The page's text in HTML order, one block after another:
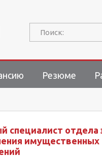
Поиск:
Резюме
специалист